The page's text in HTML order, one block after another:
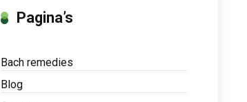
Pagina’s
Bach remedies
Blog